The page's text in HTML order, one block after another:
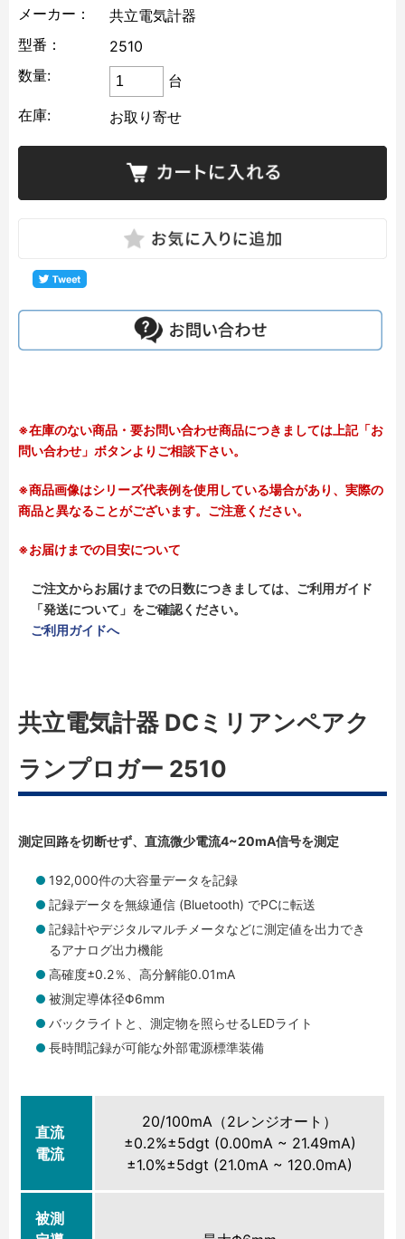
メーカー：
共立電気計器
型番：
2510
数量:
台
在庫:
お取り寄せ
※在庫のない商品・要お問い合わせ商品につきましては上記「お
問い合わせ」ボタンよりご相談下さい。
※商品画像はシリーズ代表例を使用している場合があり、実際の
商品と異なることがございます。ご注意ください。
※お届けまでの目安について
ご注文からお届けまでの日数につきましては、ご利用ガイド
「発送について」をご確認ください。
ご利用ガイドへ
共立電気計器 DCミリアンペアク
ランプロガー 2510
測定回路を切断せず、直流微少電流4~20mA信号を測定
192,000件の大容量データを記録
記録データを無線通信 (Bluetooth) でPCに転送
記録計やデジタルマルチメータなどに測定値を出力でき
るアナログ出力機能
高確度±0.2％、高分解能0.01mA
被測定導体径Φ6mm
バックライトと、測定物を照らせるLEDライト
長時間記録が可能な外部電源標準装備
直流
電流
20/100mA（2レンジオート）
±0.2%±5dgt (0.00mA ~ 21.49mA)
±1.0%±5dgt (21.0mA ~ 120.0mA)
被測